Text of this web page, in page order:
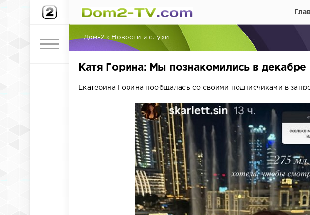
Дом-2 » Новости и слухи
Катя Горина: Мы познакомились в декабре
Екатерина Горина пообщалась со своими подписчиками в